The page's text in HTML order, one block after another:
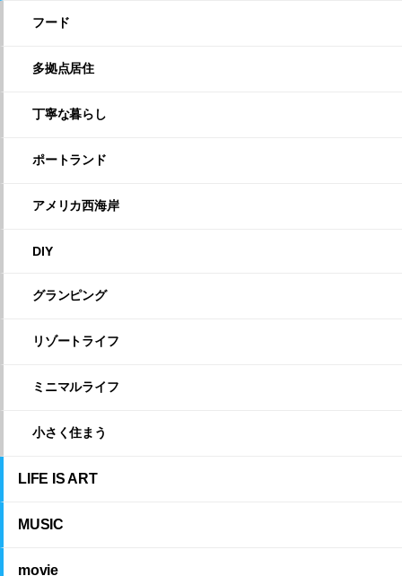
フード
多拠点居住
丁寧な暮らし
ポートランド
アメリカ西海岸
DIY
グランピング
リゾートライフ
ミニマルライフ
小さく住まう
LIFE IS ART
MUSIC
movie